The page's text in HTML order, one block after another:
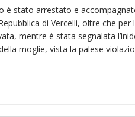
è stato arrestato e
di Vercelli, oltre che per
mentre è stata segnalata
moglie, vista la palese